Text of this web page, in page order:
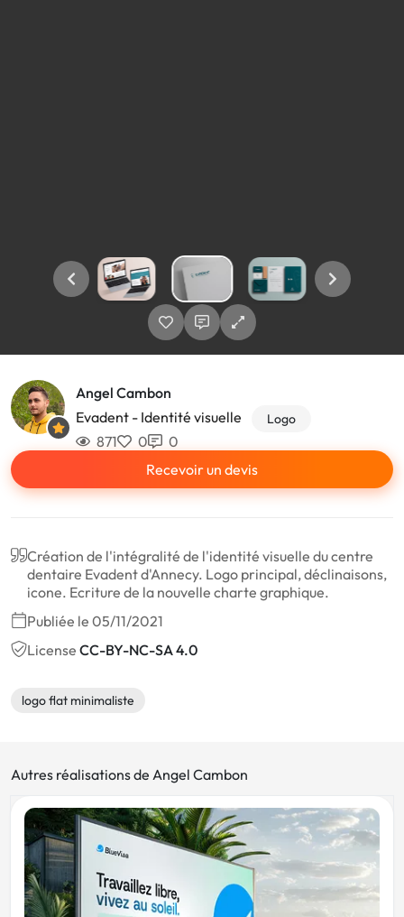
Angel Cambon
Evadent - Identité visuelle
Logo
871 0
0
Recevoir un devis
Création de l'intégralité de l'identité visuelle du centre
dentaire Evadent d'Annecy. Logo principal, déclinaisons,
icone. Ecriture de la nouvelle charte graphique.
Publiée le 05/11/2021
License CC-BY-NC-SA 4.0
logo flat minimaliste
Autres réalisations de Angel Cambon